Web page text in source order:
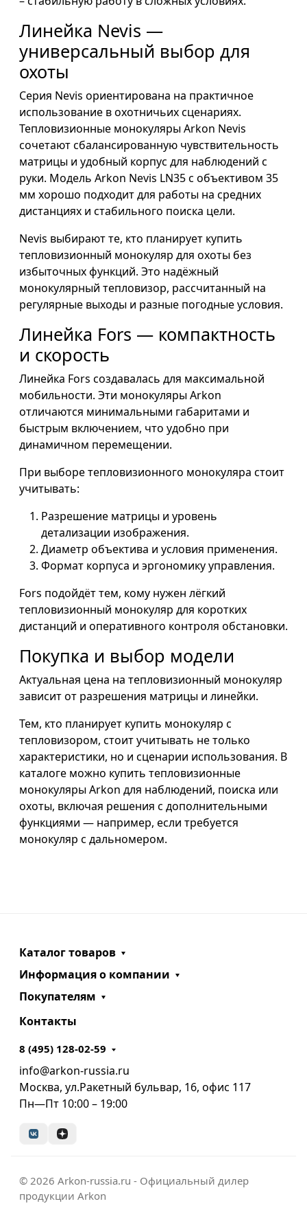
Линейка Nevis —
универсальный выбор для
охоты
Серия Nevis ориентирована на практичное
использование в охотничьих сценариях.
Тепловизионные монокуляры Arkon Nevis
сочетают сбалансированную чувствительность
матрицы и удобный корпус для наблюдений с
руки. Модель Arkon Nevis LN35 с объективом 35
мм хорошо подходит для работы на средних
дистанциях и стабильного поиска цели.
Nevis выбирают те, кто планирует купить
тепловизионный монокуляр для охоты без
избыточных функций. Это надёжный
монокулярный тепловизор, рассчитанный на
регулярные выходы и разные погодные условия.
Линейка Fors — компактность
и скорость
Линейка Fors создавалась для максимальной
мобильности. Эти монокуляры Arkon
отличаются минимальными габаритами и
быстрым включением, что удобно при
динамичном перемещении.
При выборе тепловизионного монокуляра стоит
учитывать:
Разрешение матрицы и уровень
детализации изображения.
Диаметр объектива и условия применения.
Формат корпуса и эргономику управления.
Fors подойдёт тем, кому нужен лёгкий
тепловизионный монокуляр для коротких
дистанций и оперативного контроля обстановки.
Покупка и выбор модели
Актуальная цена на тепловизионный монокуляр
зависит от разрешения матрицы и линейки.
Тем, кто планирует купить монокуляр с
тепловизором, стоит учитывать не только
характеристики, но и сценарии использования. В
каталоге можно купить тепловизионные
монокуляры Arkon для наблюдений, поиска или
охоты, включая решения с дополнительными
функциями — например, если требуется
монокуляр с дальномером.
Каталог товаров
Информация о компании
Покупателям
Контакты
8 (495) 128-02-59
info@arkon-russia.ru
Москва, ул.Ракетный бульвар, 16, офис 117
Пн—Пт 10:00 – 19:00
© 2026 Arkon-russia.ru - Официальный дилер
продукции Arkon